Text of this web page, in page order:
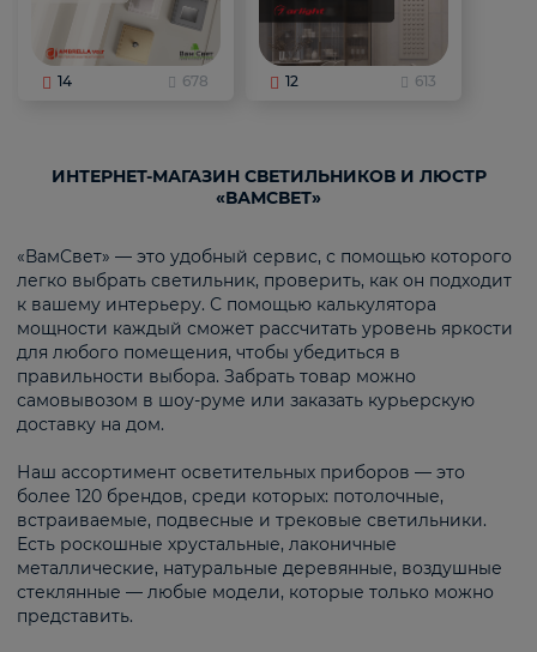
14 678 12 613
ИНТЕРНЕТ-МАГАЗИН СВЕТИЛЬНИКОВ И ЛЮСТР
«ВАМСВЕТ»
«ВамСвет» — это удобный сервис, с помощью которого
легко выбрать светильник, проверить, как он подходит
к вашему интерьеру. С помощью калькулятора
мощности каждый сможет рассчитать уровень яркости
для любого помещения, чтобы убедиться в
правильности выбора. Забрать товар можно
самовывозом в шоу-руме или заказать курьерскую
доставку на дом.
Наш ассортимент осветительных приборов — это
более 120 брендов, среди которых: потолочные,
встраиваемые, подвесные и трековые светильники.
Есть роскошные хрустальные, лаконичные
металлические, натуральные деревянные, воздушные
стеклянные — любые модели, которые только можно
представить.